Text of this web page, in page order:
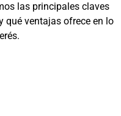
las principales claves
qué ventajas ofrece en lo